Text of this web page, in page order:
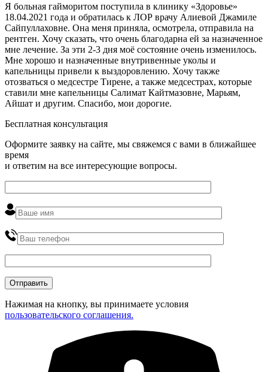
Я больная гайморитом поступила в клинику «Здоровье»
18.04.2021 года и обратилась к ЛОР врачу Алиевой Джамиле
Сайпуллаховне. Она меня приняла, осмотрела, отправила на
рентген. Хочу сказать, что очень благодарна ей за назначенное
мне лечение. За эти 2-3 дня моё состояние очень изменилось.
Мне хорошо и назначенные внутривенные уколы и
капельницы привели к выздоровлению. Хочу также
отозваться о медсестре Тирене, а также медсестрах, которые
ставили мне капельницы Салимат Кайтмазовне, Марьям,
Айшат и другим. Спасибо, мои дорогие.
Бесплатная консультация
Оформите заявку на сайте, мы свяжемся с вами в ближайшее
время
и ответим на все интересующие вопросы.
Нажимая на кнопку, вы принимаете условия
пользовательского соглашения.